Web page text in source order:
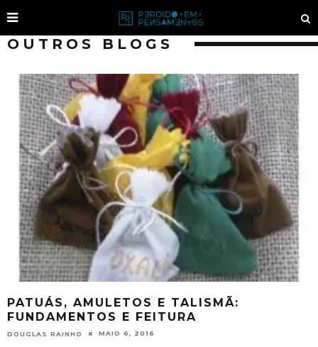
OUTROS BLOGS
PATUÁS, AMULETOS E TALISMÃ:
FUNDAMENTOS E FEITURA
DOUGLAS RAINHO MAIO 6, 2016